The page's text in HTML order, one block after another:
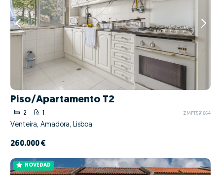
Piso/Apartamento T2
2 1 ZMPT591664
Venteira, Amadora, Lisboa
260.000 €
NOVEDAD